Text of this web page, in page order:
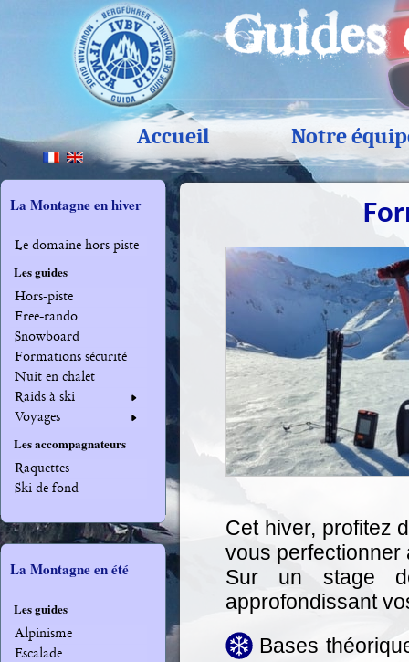
Accueil Notre
La Montagne en hiver
Le domaine hors piste
Les guides
Hors-piste
Free-rando
Snowboard
Formations sécurité
Nuit en chalet
Raids à ski
Voyages
Les accompagnateurs
Raquettes
Ski de fond
La Montagne en été
Les guides
Alpinisme
Escalade
Cet hiver, profitez
vous perfectionner
Sur un stage
approfondissant
Bases